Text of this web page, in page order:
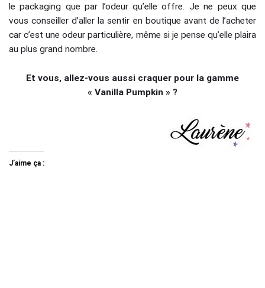
le packaging que par l’odeur qu’elle offre. Je ne peux que
vous conseiller d’aller la sentir en boutique avant de l’acheter
car c’est une odeur particulière, même si je pense qu’elle plaira
au plus grand nombre.
Et vous, allez-vous aussi craquer pour la gamme
« Vanilla Pumpkin » ?
J’aime ça :